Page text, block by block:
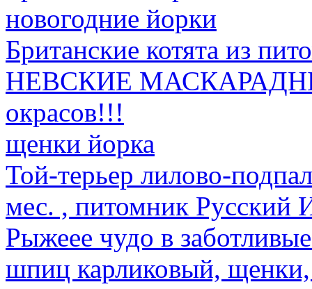
новогодние йорки
Британские котята из
НЕВСКИЕ
окрасов!!!
щенки йорка
Той-терьер лилово-
мес. , питомник Русский
Рыжеее чудо в
шпиц карликовый,